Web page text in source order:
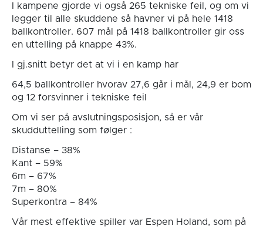
I kampene gjorde vi også 265 tekniske feil, og om vi
legger til alle skuddene så havner vi på hele 1418
ballkontroller. 607 mål på 1418 ballkontroller gir oss
en uttelling på knappe 43%.
I gj.snitt betyr det at vi i en kamp har
64,5 ballkontroller hvorav 27,6 går i mål, 24,9 er bom
og 12 forsvinner i tekniske feil
Om vi ser på avslutningsposisjon, så er vår
skudduttelling som følger :
Distanse – 38%
Kant – 59%
6m – 67%
7m – 80%
Superkontra – 84%
Vår mest effektive spiller var Espen Holand, som på